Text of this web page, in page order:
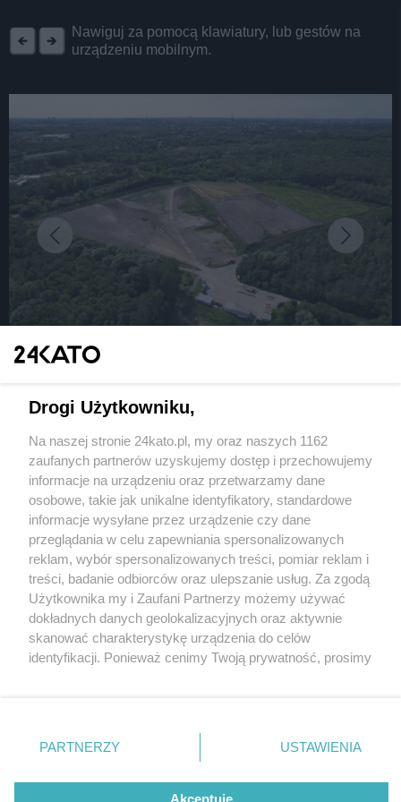
Nawiguj za pomocą klawiatury, lub gestów na
urządzeniu mobilnym.
Katowicach. Podpisano umowę na budowę tej
1 / 3
Byłe wysypisko śmieci
Na zrekultywowanej części byłego wysypiska śmieci
powstanie elektrownia słoneczna
Wydawca mediów lokalnych
Nie zapomnij
zapoznać się z:
polityką prywatności regulamin korzystania z portali
Twojemiasto
Piekary Śląskie
Chorzów
Tarnowskie Góry
Gliwice
Skontakuj sięz nami
Kontakt
Wydawca
Redakcja
Drogi Użytkowniku,
Na naszej stronie 24kato.pl, my oraz naszych 1162
zaufanych partnerów uzyskujemy dostęp i przechowujemy
informacje na urządzeniu oraz przetwarzamy dane
osobowe, takie jak unikalne identyfikatory, standardowe
informacje wysyłane przez urządzenie czy dane
przeglądania w celu zapewniania spersonalizowanych
reklam, wybór spersonalizowanych treści, pomiar reklam i
treści, badanie odbiorców oraz ulepszanie usług. Za zgodą
Użytkownika my i Zaufani Partnerzy możemy używać
dokładnych danych geolokalizacyjnych oraz aktywnie
skanować charakterystykę urządzenia do celów
identyfikacji. Ponieważ cenimy Twoją prywatność, prosimy
prywatności znajdujący się w lewym dolnym rogu strony
. Niektóre rodzaje przetwarzania danych nie wymagają
zgody użytkownika, ale masz prawo sprzeciwić się
takiemu przetwarzaniu. Preferencje będą miały
PARTNERZY USTAWIENIA
Akceptuję